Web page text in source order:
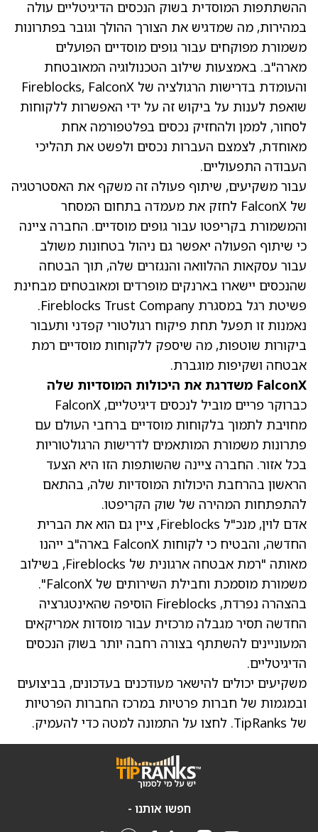
ההשתתפות המוסדית בשוק הנכסים הדיגיטליים עולה
במהירות, מה שמדגיש את הצורך ההולך וגובר בפתרונות
משמורת מפוקחים עבור גופים מוסדיים הפועלים
מארה"ב. באמצעות שילוב הטכנולוגיה המאובטחת
והעומדת בדרישות הרגולציה של Fireblocks, FalconX
שואפת לענות על ביקוש זה על ידי האפשרות ללקוחות
לסחור, לממן ולהחזיק נכסים בפלטפורמה אחת
מאוחדת, לצמצם העברות נכסים ולפשט את תהליכי
העבודה התפעוליים.
עבור משקיעים, שיתוף פעולה זה משקף את האסטרטגיה
של FalconX לחזק את מעמדה בתחום המסחר
והמשמורת בקריפטו עבור גופים מוסדיים. החברה ציינה
כי שיתוף הפעולה יאפשר גם ניהול בטחונות משולב
עבור עסקאות ההלוואה והנגזרים שלה, תוך הבטחה
שהנכסים יישארו בארנקים מופרדים ומאובטחים מבחינת
פשיטת רגל במסגרת Fireblocks Trust Company.
נאמנות זו תפעל תחת פיקוח רגולטורי קפדני ותעבור
ביקורות שוטפות, מה שיספק ללקוחות מוסדיים רמת
אבטחה ושקיפות מוגברת.
FalconX משדרגת את היכולות המוסדיות שלה
כברוקר פריים מוביל לנכסים דיגיטליים, FalconX
מחויבת לתמוך בלקוחות מוסדיים ברחבי העולם עם
פתרונות משמורת המותאמים לדרישות הרגולטוריות
בכל אזור. החברה ציינה שהשותפות הזו היא הצעד
הראשון בהרחבת היכולות המוסדיות שלה, בהתאם
להתפתחות המהירה של שוק הקריפטו.
אדם לוין, מנכ"ל Fireblocks, ציין גם הוא את הברית
החדשה, והבטיח כי לקוחות FalconX בארה"ב ייהנו
מאותה "רמת אבטחה ארגונית של Fireblocks, בשילוב
משמורת מוסמכת וחבילת השירותים של FalconX".
בהצהרה נפרדת, Fireblocks הוסיפה שהאינטגרציה
החדשה תסיר מגבלה מרכזית עבור מוסדות אמריקאים
המעוניינים להשתתף בצורה רחבה יותר בשוק הנכסים
הדיגיטליים.
משקיעים יכולים להישאר מעודכנים בעדכונים, בביצועים
ובמגמות של חברות פרטיות במרכז החברות הפרטיות
של TipRanks. לחצו על התמונה למטה כדי להעמיק.
חפשו אותנו -